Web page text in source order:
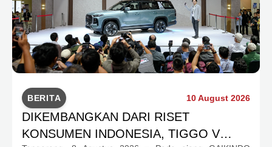
BERITA 10 August 2026
DIKEMBANGKAN DARI RISET
KONSUMEN INDONESIA, TIGGO V